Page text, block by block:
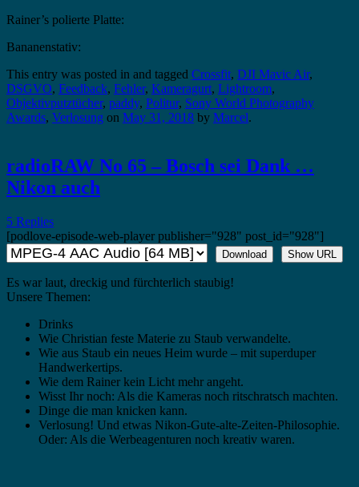
Rainer’s polierte Platte:
Bananenstativ:
This entry was posted in and tagged Crossfit, DJI Mavic Air,
DSGVO, Feedback, Fehler, Kameragurt, Lightroom,
Objektivputztücher, paddy, Politur, Sony World Photography
Awards, Verlosung on May 31, 2018 by Marcel.
radioRAW No 65 – Bosch sei Dank …
Nikon auch
5 Replies
[podlove-episode-web-player publisher="928" post_id="928"]
Download Show URL
Es war laut, dreckig und fürchterlich staubig!
Unsere Themen:
Drinks
Wie Christian feste Materie zu Staub verwandelte.
Wie aus Staub ein neues Heim wurde – mit superduper
Handwerkertips.
Wie dem Rainer kein Licht mehr angeht.
Wisst Ihr noch: Als die Kameras noch ritschratsch machten.
Dinge die man knicken kann.
Verlosung! Und etwas Nikon-Gute-alte-Zeiten-Philosophie.
Oder: Als die Werbeagenturen noch kreativ waren.